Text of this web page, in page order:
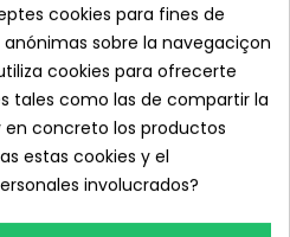
PORTES GRATIS POR COMPRAS
cookies para fines de
sobre la navegaciçon
cookies para ofrecerte
tales como las de compartir la
concreto los productos
estas cookies y el
involucrados?